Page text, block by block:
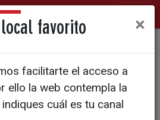
luchando contra
favorito ×
facilitarte el acceso a
ello la web contempla la
cuál es tu canal